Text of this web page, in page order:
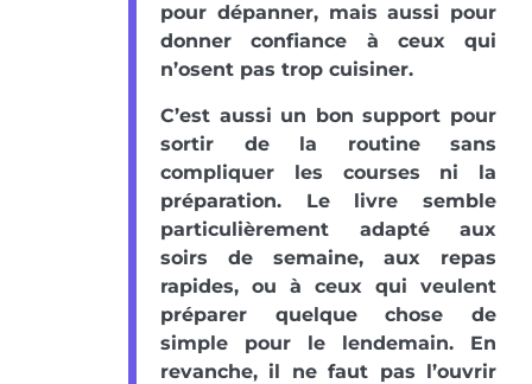
pour dépanner, mais aussi pour
donner confiance à ceux qui
n’osent pas trop cuisiner.
C’est aussi un bon support pour
sortir de la routine sans
compliquer les courses ni la
préparation. Le livre semble
particulièrement adapté aux
soirs de semaine, aux repas
rapides, ou à ceux qui veulent
préparer quelque chose de
simple pour le lendemain. En
revanche, il ne faut pas l’ouvrir